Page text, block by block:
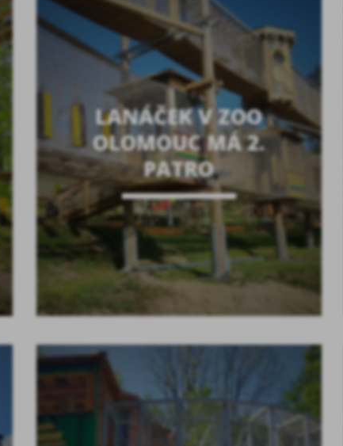
LANÁČEK V ZOO
OLOMOUC MÁ 2.
PATRO